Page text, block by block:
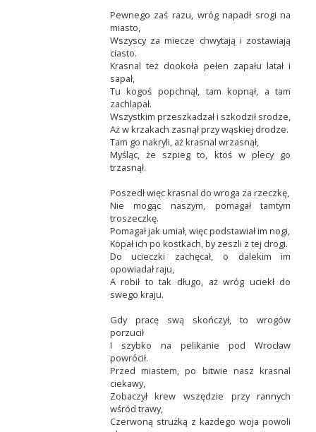
Pewnego zaś razu, wróg napadł srogi na
miasto,
Wszyscy za miecze chwytają i zostawiają
ciasto.
Krasnal też dookoła pełen zapału latał i
sapał,
Tu kogoś popchnął, tam kopnął, a tam
zachlapał.
Wszystkim przeszkadzał i szkodził srodze,
Aż w krzakach zasnął przy wąskiej drodze.
Tam go nakryli, aż krasnal wrzasnął,
Myśląc, że szpieg to, ktoś w plecy go
trzasnął.
Poszedł więc krasnal do wroga za rzeczkę,
Nie mogąc naszym, pomagał tamtym
troszeczkę.
Pomagał jak umiał, więc podstawiał im nogi,
Kopał ich po kostkach, by zeszli z tej drogi.
Do ucieczki zachęcał, o dalekim im
opowiadał raju,
A robił to tak długo, aż wróg uciekł do
swego kraju.
Gdy pracę swą skończył, to wrogów
porzucił
I szybko na pelikanie pod Wrocław
powrócił.
Przed miastem, po bitwie nasz krasnal
ciekawy,
Zobaczył krew wszędzie przy rannych
wśród trawy,
Czerwoną strużką z każdego woja powoli